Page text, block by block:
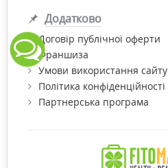
Додатково
Договір публічної оферти
Франшиза
Умови використання сайту
Політика конфіденційності
Партнерська програма